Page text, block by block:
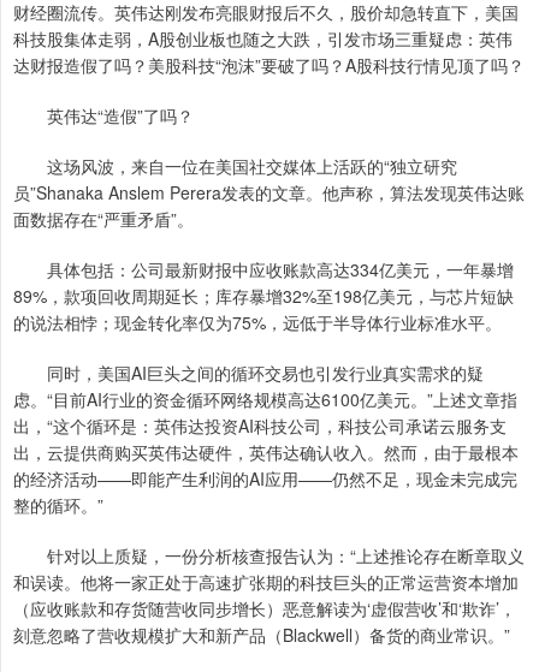
财经圈流传。英伟达刚发布亮眼财报后不久，股价却急转直下，美国
科技股集体走弱，A股创业板也随之大跌，引发市场三重疑虑：英伟
达财报造假了吗？美股科技“泡沫”要破了吗？A股科技行情见顶了吗？
英伟达“造假”了吗？
这场风波，来自一位在美国社交媒体上活跃的“独立研究
员”Shanaka Anslem Perera发表的文章。他声称，算法发现英伟达账
面数据存在“严重矛盾”。
具体包括：公司最新财报中应收账款高达334亿美元，一年暴增
89%，款项回收周期延长；库存暴增32%至198亿美元，与芯片短缺
的说法相悖；现金转化率仅为75%，远低于半导体行业标准水平。
同时，美国AI巨头之间的循环交易也引发行业真实需求的疑
虑。“目前AI行业的资金循环网络规模高达6100亿美元。”上述文章指
出，“这个循环是：英伟达投资AI科技公司，科技公司承诺云服务支
出，云提供商购买英伟达硬件，英伟达确认收入。然而，由于最根本
的经济活动——即能产生利润的AI应用——仍然不足，现金未完成完
整的循环。”
针对以上质疑，一份分析核查报告认为：“上述推论存在断章取义
和误读。他将一家正处于高速扩张期的科技巨头的正常运营资本增加
（应收账款和存货随营收同步增长）恶意解读为‘虚假营收’和‘欺诈’，
刻意忽略了营收规模扩大和新产品（Blackwell）备货的商业常识。”